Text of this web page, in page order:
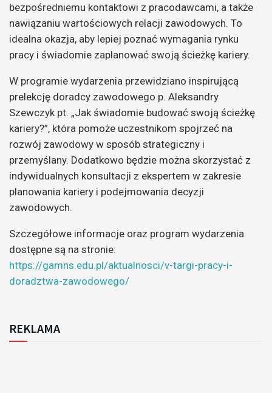
bezpośredniemu kontaktowi z pracodawcami, a także
nawiązaniu wartościowych relacji zawodowych. To
idealna okazja, aby lepiej poznać wymagania rynku
pracy i świadomie zaplanować swoją ścieżkę kariery.
W programie wydarzenia przewidziano inspirującą
prelekcję doradcy zawodowego p. Aleksandry
Szewczyk pt. „Jak świadomie budować swoją ścieżkę
kariery?”, która pomoże uczestnikom spojrzeć na
rozwój zawodowy w sposób strategiczny i
przemyślany. Dodatkowo będzie można skorzystać z
indywidualnych konsultacji z ekspertem w zakresie
planowania kariery i podejmowania decyzji
zawodowych.
Szczegółowe informacje oraz program wydarzenia
dostępne są na stronie:
https://gamns.edu.pl/aktualnosci/v-targi-pracy-i-
doradztwa-zawodowego/
REKLAMA